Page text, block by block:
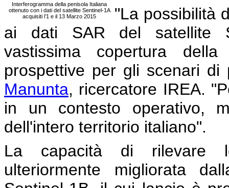
Interferogramma della penisola Italiana
ottenuto con i dati del satellite Sentinel-1A
acquisiti l’1 e il 13 Marzo 2015
"La possibilità
ai dati SAR del satellite
vastissima copertura
prospettive per gli scenari
Manunta, ricercatore IREA.
in un contesto operativo,
dell'intero territorio italiano".
La capacità di rilevare
ulteriormente migliorata